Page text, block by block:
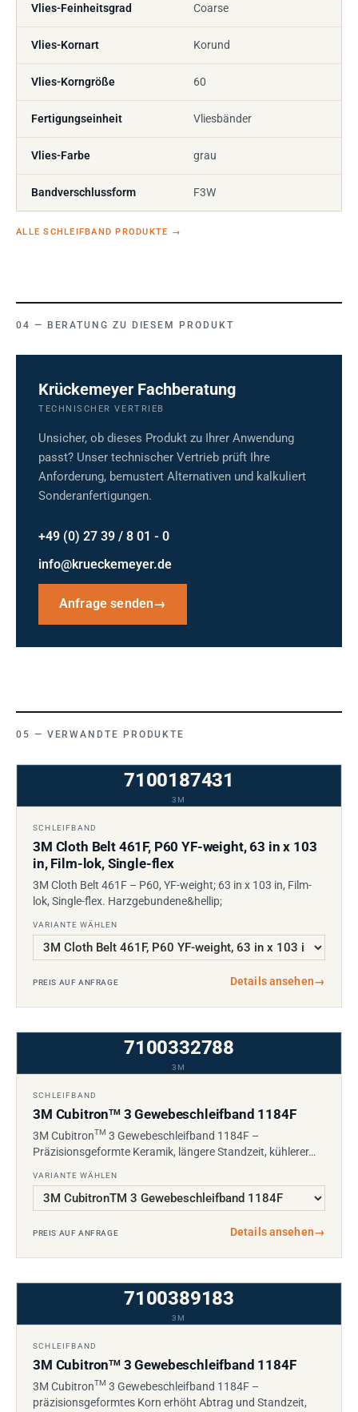
Vlies-Feinheitsgrad Coarse
Vlies-Kornart Korund
Vlies-Korngröße 60
Fertigungseinheit Vliesbänder
Vlies-Farbe grau
Bandverschlussform F3W
ALLE SCHLEIFBAND PRODUKTE →
BERATUNG ZU DIESEM PRODUKT
Krückemeyer Fachberatung
TECHNISCHER VERTRIEB
Unsicher, ob dieses Produkt zu Ihrer Anwendung
passt? Unser technischer Vertrieb prüft Ihre
Anforderung, bemustert Alternativen und kalkuliert
Sonderanfertigungen.
+49 (0) 27 39 / 8 01 - 0
info@krueckemeyer.de
Anfrage senden→
VERWANDTE PRODUKTE
7100187431
3M
SCHLEIFBAND
3M Cloth Belt 461F, P60 YF-weight, 63 in x 103
in, Film-lok, Single-flex
3M Cloth Belt 461F – P60, YF-weight; 63 in x 103 in, Film-
lok, Single-flex. Harzgebundene&hellip;
VARIANTE WÄHLEN
PREIS AUF ANFRAGE Details ansehen→
7100332788
3M
SCHLEIFBAND
3M CubitronTM3 Gewebeschleifband 1184F
3M CubitronTM 3 Gewebeschleifband 1184F –
Präzisionsgeformte Keramik, längere Standzeit, kühlerer…
VARIANTE WÄHLEN
PREIS AUF ANFRAGE Details ansehen→
7100389183
3M
SCHLEIFBAND
3M CubitronTM3 Gewebeschleifband 1184F
3M CubitronTM 3 Gewebeschleifband 1184F –
präzisionsgeformtes Korn erhöht Abtrag und Standzeit,